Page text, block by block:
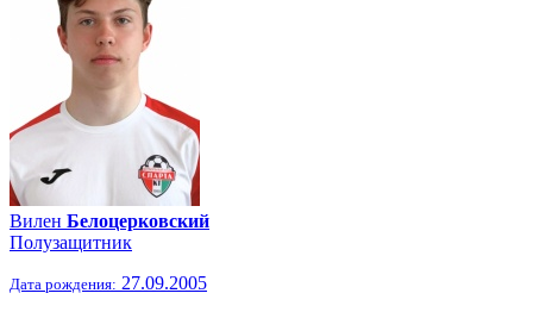
Вилен Белоцерковский
Полузащитник
Дата рождения: 27.09.2005